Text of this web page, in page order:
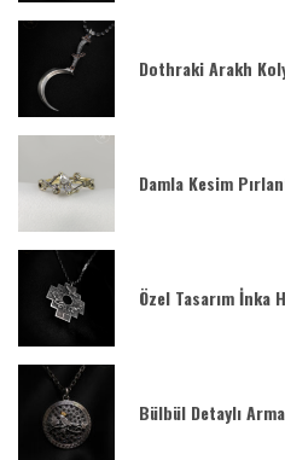
Dothraki Arakh
Damla Kesim
Özel Tasarım İnka
Bülbül Detaylı